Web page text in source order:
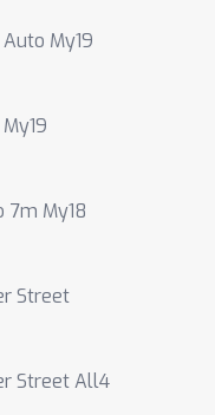
My19
7m My18
Street
Street All4